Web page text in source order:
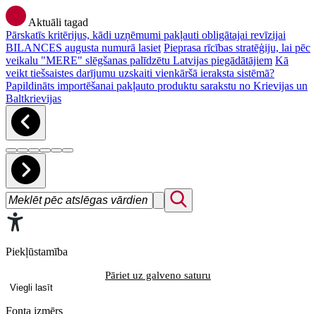
Aktuāli tagad
Pārskatīs kritērijus, kādi uzņēmumi pakļauti obligātajai revīzijai
BILANCES augusta numurā lasiet Pieprasa rīcības stratēģiju, lai pēc
veikalu "MERE" slēgšanas palīdzētu Latvijas piegādātājiem Kā
veikt tiešsaistes darījumu uzskaiti vienkāršā ieraksta sistēmā?
Papildināts importēšanai pakļauto produktu sarakstu no Krievijas un
Baltkrievijas
Piekļūstamība
Pāriet uz galveno saturu
Viegli lasīt
Fonta izmērs